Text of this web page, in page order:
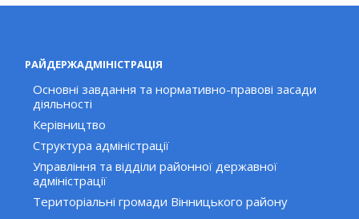
РАЙДЕРЖАДМІНІСТРАЦІЯ
Основні завдання та нормативно-правові засади
діяльності
Керівництво
Структура адміністрації
Управління та відділи районної державної
адміністрації
Територіальні громади Вінницького району